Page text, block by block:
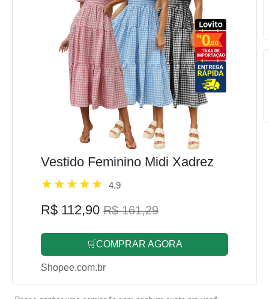
Vestido Feminino Midi Xadrez
4.9
R$ 112,90 R$ 161,29
🛒COMPRAR AGORA
Shopee.com.br